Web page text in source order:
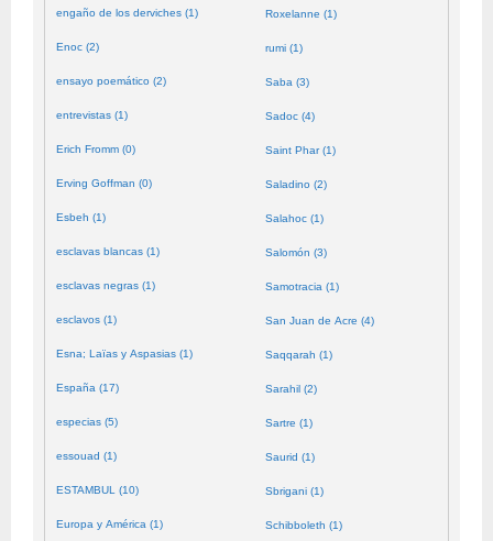
engaño de los derviches (1)
Enoc (2)
ensayo poemático (2)
entrevistas (1)
Erich Fromm (0)
Erving Goffman (0)
Esbeh (1)
esclavas blancas (1)
esclavas negras (1)
esclavos (1)
Esna; Laïas y Aspasias (1)
España (17)
especias (5)
essouad (1)
ESTAMBUL (10)
Europa y América (1)
Roxelanne (1)
rumi (1)
Saba (3)
Sadoc (4)
Saint Phar (1)
Saladino (2)
Salahoc (1)
Salomón (3)
Samotracia (1)
San Juan de Acre (4)
Saqqarah (1)
Sarahil (2)
Sartre (1)
Saurid (1)
Sbrigani (1)
Schibboleth (1)